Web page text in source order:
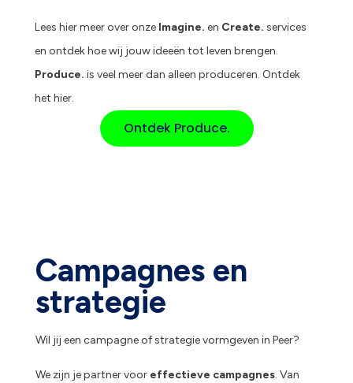
Lees hier meer over onze Imagine. en Create. services
en ontdek hoe wij jouw ideeën tot leven brengen.
Produce. is veel meer dan alleen produceren. Ontdek
het hier.
Ontdek Produce.
Campagnes en
strategie
Wil jij een campagne of strategie vormgeven in Peer?
We zijn je partner voor effectieve campagnes. Van